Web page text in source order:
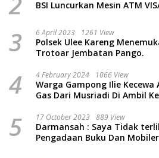
BSI Luncurkan Mesin ATM
3 6 April 2023 1261 View
Polsek Ulee Kareng
Trotoar Jembatan Pango.
4 4 February 2024 1066 View
Warga Gampong Ilie
Gas Dari Musriadi Di Ambil
5 17 October 2023 889 View
Darmansah : Saya Tidak
Pengadaan Buku Dan